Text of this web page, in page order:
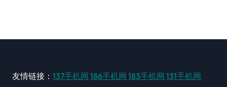
友情链接： 137手机网 186手机网 183手机网 131手机网